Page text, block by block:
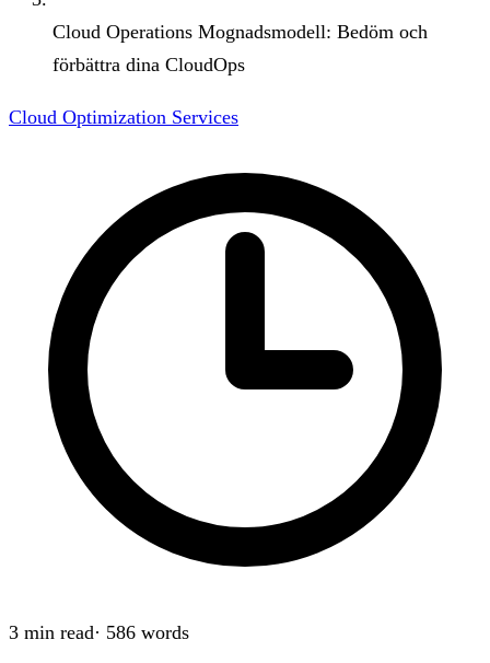
Cloud Operations Mognadsmodell: Bedöm och
förbättra dina CloudOps
Cloud Optimization Services
3 min read· 586 words